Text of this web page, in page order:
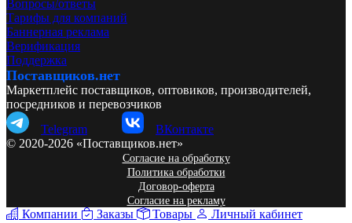
Вопросы/ответы
Тарифы для компаний
Баннерная реклама
Верификация
Поддержка
Поставщиков.нет
Маркетплейс поставщиков, оптовиков, производителей,
посредников и перевозчиков
Telegram
ВКонтакте
© 2020-2026 «Поставщиков.нет»
Согласие на обработку
Политика обработки
Договор-оферта
Согласие на рекламу
Компании Заказы Товары Личный кабинет